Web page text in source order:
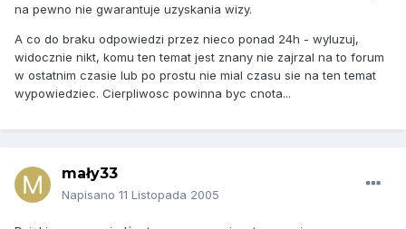
na pewno nie gwarantuje uzyskania wizy.
A co do braku odpowiedzi przez nieco ponad 24h - wyluzuj,
widocznie nikt, komu ten temat jest znany nie zajrzal na to forum
w ostatnim czasie lub po prostu nie mial czasu sie na ten temat
wypowiedziec. Cierpliwosc powinna byc cnota...
mały33
Napisano 11 Listopada 2005